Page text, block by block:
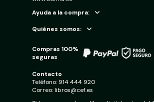
Ayuda a la compra:
Quiénes somos:
Compras 100%
seguras
Contacto
Teléfono: 914 444 920
Correo:libros@cef.es